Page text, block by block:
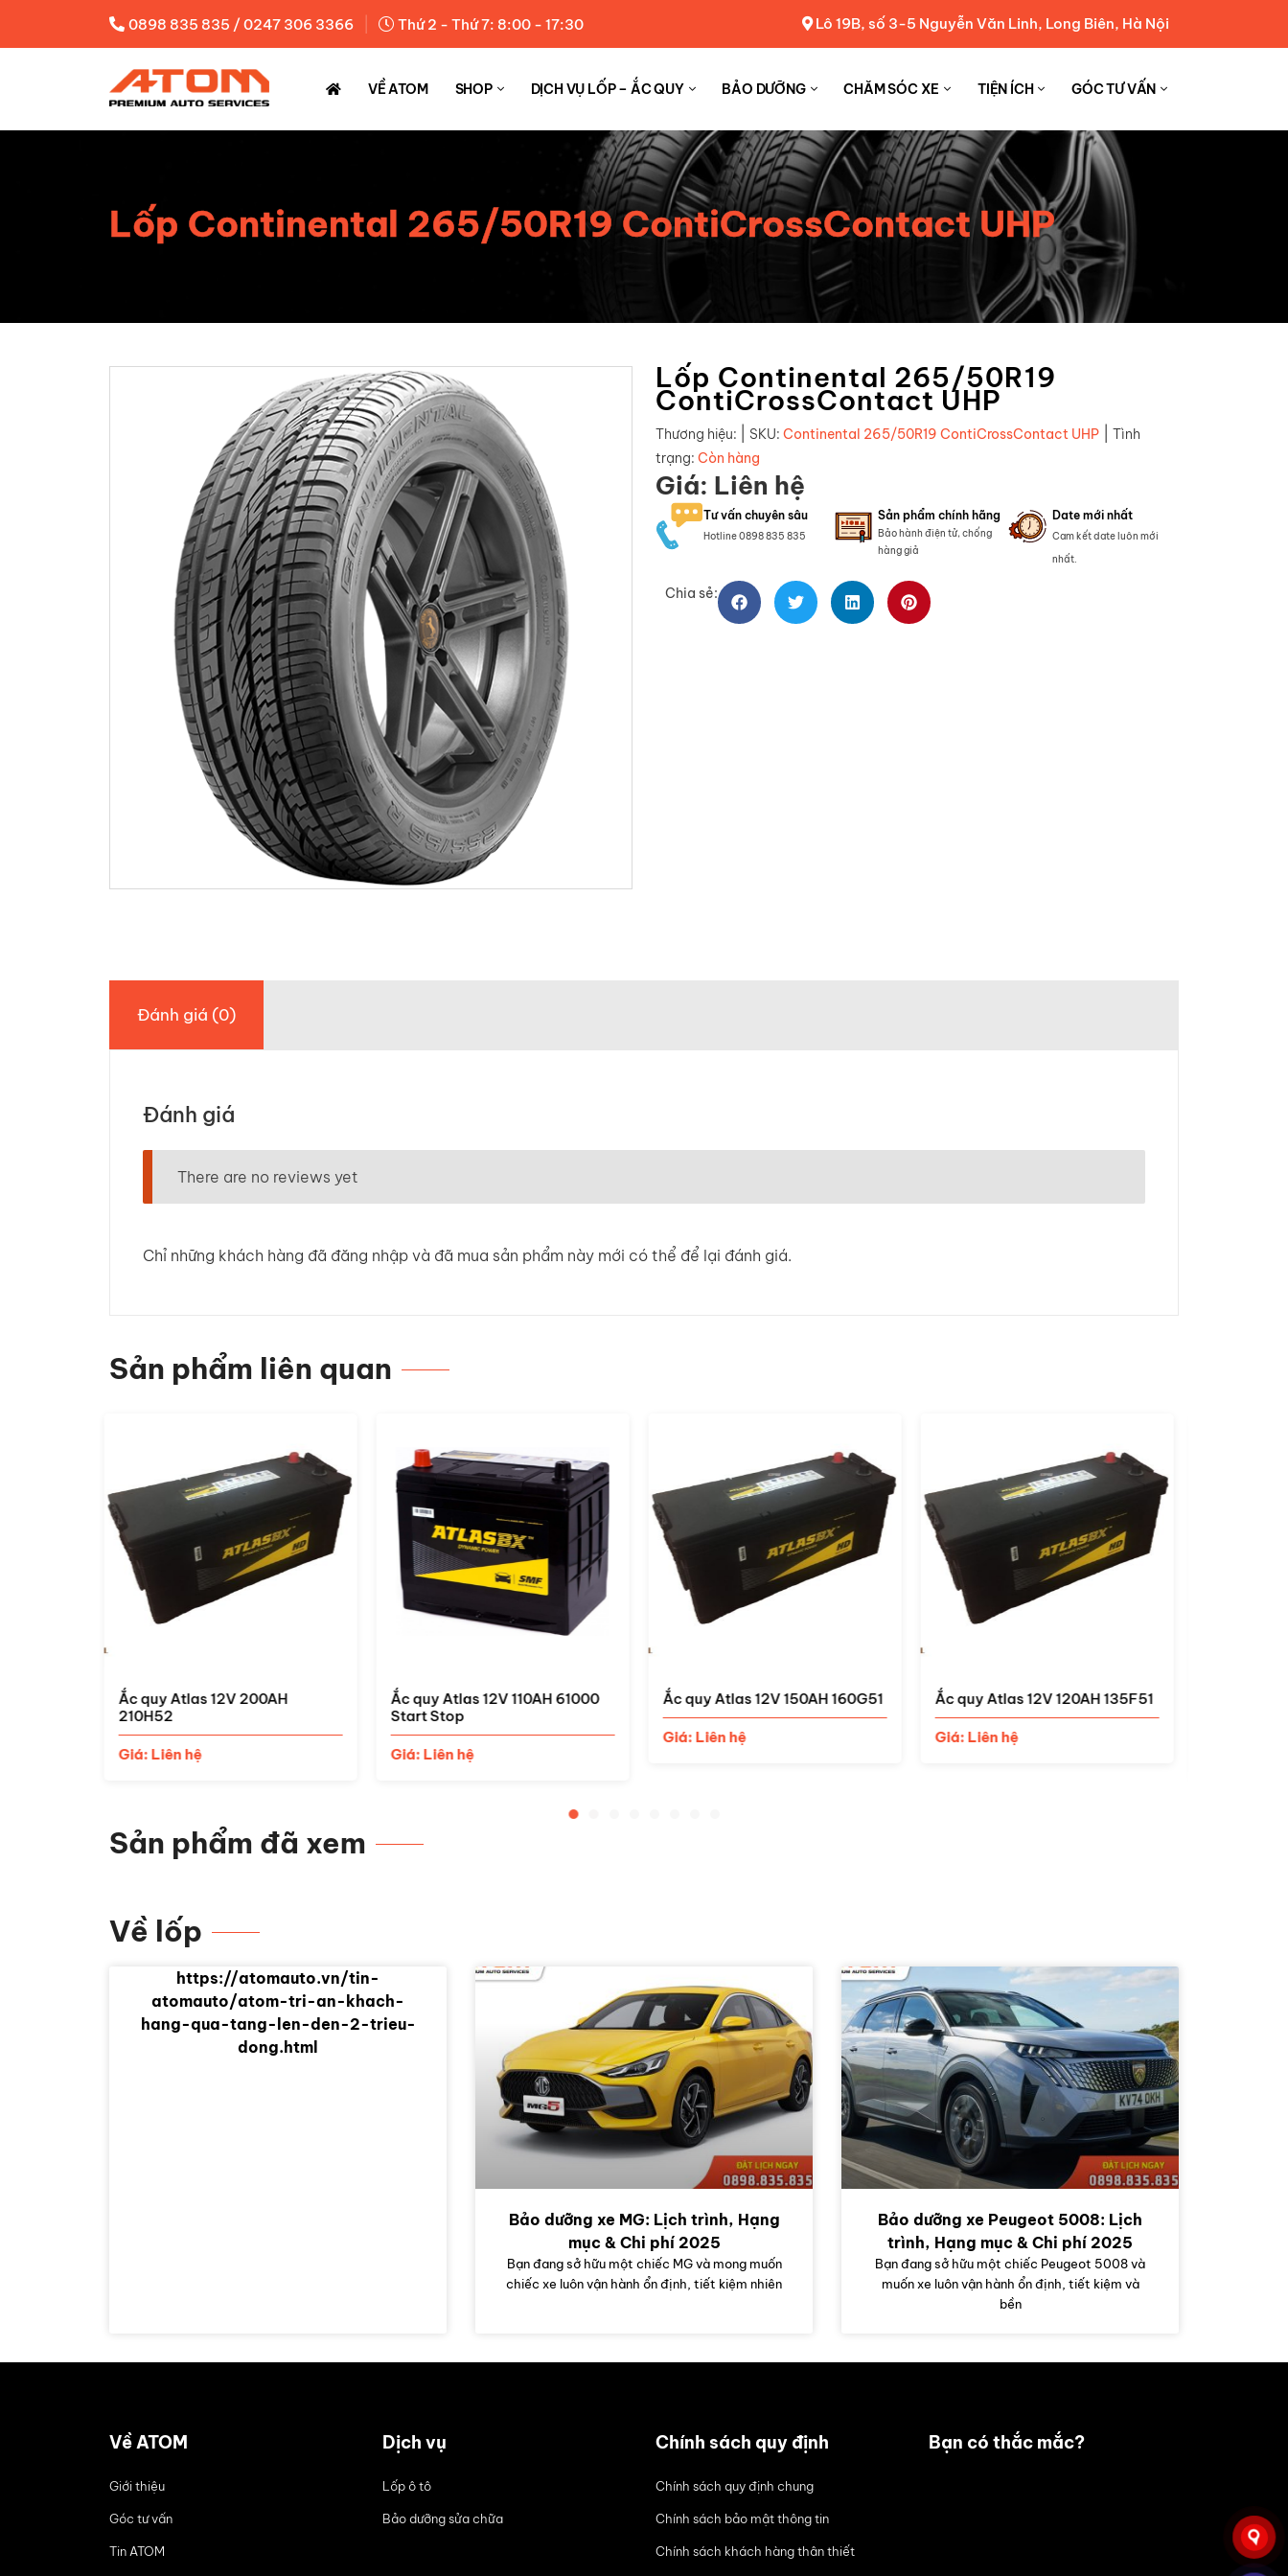
0898 835 835 / 0247 306 3366 Thứ 2 - Thứ 7: 8:00 - 17:30 Lô 19B, số 3-5 Nguyễn Văn Linh, Long Biên, Hà Nội
VỀ ATOM SHOP DỊCH VỤ LỐP – ẮC QUY BẢO DƯỠNG CHĂM SÓC XE TIỆN ÍCH GÓC TƯ VẤN
Lốp Continental 265/50R19 ContiCrossContact UHP
Lốp Continental 265/50R19
ContiCrossContact UHP
Thương hiệu: SKU: Continental 265/50R19 ContiCrossContact UHP
Tình
trạng: Còn hàng
Giá: Liên hệ
Tư vấn chuyên sâu
Hotline 0898 835 835
Sản phẩm chính hãng
Bảo hành điện tử, chống
hàng giả
Date mới nhất
Cam kết date luôn mới
nhất.
Chia sẻ:
Đánh giá (0)
Đánh giá
There are no reviews yet
Chỉ những khách hàng đã đăng nhập và đã mua sản phẩm này mới có thể để lại đánh giá.
Sản phẩm liên quan
Ắc quy Atlas 12V 110AH 61000
Start Stop
Giá: Liên hệ
Ắc quy Atlas 12V 150AH 160G51
Giá: Liên hệ
Ắc quy Atlas 12V 120AH 135F51
Giá: Liên hệ
Ắc quy Atlas DIN 60038 12V
100AH
Sản phẩm đã xem
Về lốp
https://atomauto.vn/tin-
atomauto/atom-tri-an-khach-
hang-qua-tang-len-den-2-trieu-
dong.html
Bảo dưỡng xe MG: Lịch trình, Hạng
mục & Chi phí 2025
Bạn đang sở hữu một chiếc MG và mong muốn
chiếc xe luôn vận hành ổn định, tiết kiệm nhiên
Bảo dưỡng xe Peugeot 5008: Lịch
trình, Hạng mục & Chi phí 2025
Bạn đang sở hữu một chiếc Peugeot 5008 và
muốn xe luôn vận hành ổn định, tiết kiệm và
bền
Về ATOM
Giới thiệu
Góc tư vấn
Tin ATOM
Dịch vụ
Lốp ô tô
Bảo dưỡng sửa chữa
Chính sách quy định
Chính sách quy định chung
Chính sách bảo mật thông tin
Chính sách khách hàng thân thiết
Bạn có thắc mắc?